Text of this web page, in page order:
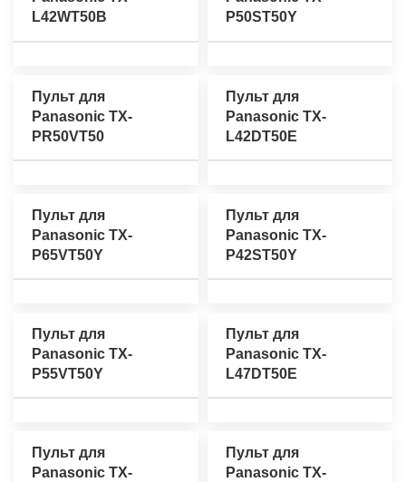
L42WT50B
P50ST50Y
Пульт для
Panasonic TX-
PR50VT50
Пульт для
Panasonic TX-
L42DT50E
Пульт для
Panasonic TX-
P65VT50Y
Пульт для
Panasonic TX-
P42ST50Y
Пульт для
Panasonic TX-
P55VT50Y
Пульт для
Panasonic TX-
L47DT50E
Пульт для
Panasonic TX-
Пульт для
Panasonic TX-